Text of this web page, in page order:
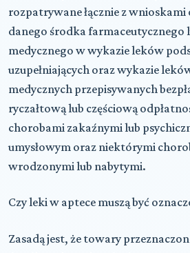
rozpatrywane łącznie z wnioskami
danego środka farmaceutycznego
medycznego w wykazie leków
uzupełniających oraz wykazie
medycznych przepisywanych
ryczałtową lub częściową
chorobami zakaźnymi lub
umysłowym oraz niektórymi
wrodzonymi lub nabytymi.
Czy leki w aptece muszą być
Zasadą jest, że towary